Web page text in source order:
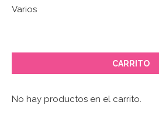
Varios
CARRITO
No hay productos en el carrito.